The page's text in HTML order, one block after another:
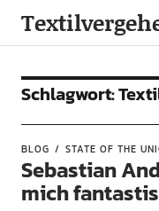
Schlagwort:
BLOG STATE OF THE
Sebastian
mich